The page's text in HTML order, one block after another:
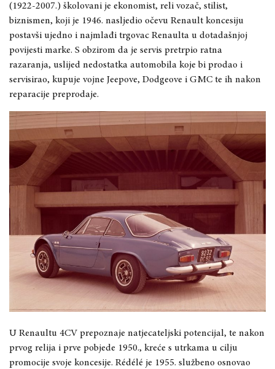
(1922-2007.) školovani je ekonomist, reli vozač, stilist,
biznismen, koji je 1946. nasljedio očevu Renault koncesiju
postavši ujedno i najmlađi trgovac Renaulta u dotadašnjoj
povijesti marke. S obzirom da je servis pretrpio ratna
razaranja, uslijed nedostatka automobila koje bi prodao i
servisirao, kupuje vojne Jeepove, Dodgeove i GMC te ih nakon
reparacije preprodaje.
U Renaultu 4CV prepoznaje natjecateljski potencijal, te nakon
prvog relija i prve pobjede 1950., kreće s utrkama u cilju
promocije svoje koncesije. Rédélé je 1955. službeno osnovao